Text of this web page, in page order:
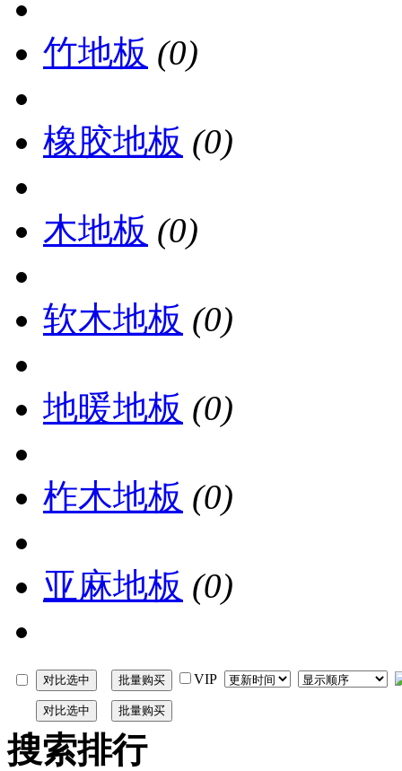
竹地板 (0)
橡胶地板 (0)
木地板 (0)
软木地板 (0)
地暖地板 (0)
柞木地板 (0)
亚麻地板 (0)
VIP
搜索排行